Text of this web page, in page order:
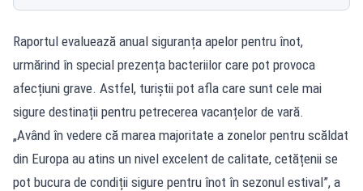
Raportul evaluează anual siguranța apelor pentru înot,
urmărind în special prezența bacteriilor care pot provoca
afecțiuni grave. Astfel, turiștii pot afla care sunt cele mai
sigure destinații pentru petrecerea vacanțelor de vară.
„Având în vedere că marea majoritate a zonelor pentru scăldat
din Europa au atins un nivel excelent de calitate, cetățenii se
pot bucura de condiții sigure pentru înot în sezonul estival”, a